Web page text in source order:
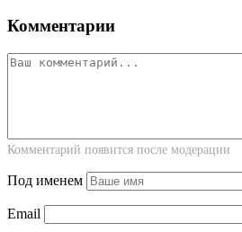
Комментарии
Комментарий появится после модерации
Под именем
Email